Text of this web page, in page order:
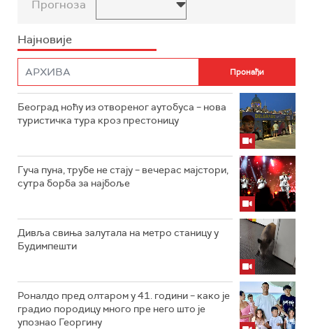
Прогноза
Најновије
Београд ноћу из отвореног аутобуса – нова
туристичка тура кроз престоницу
Гуча пуна, трубе не стају – вечерас мајстори,
сутра борба за најбоље
Дивља свиња залутала на метро станицу у
Будимпешти
Роналдо пред олтаром у 41. години – како је
градио породицу много пре него што је
упознао Георгину